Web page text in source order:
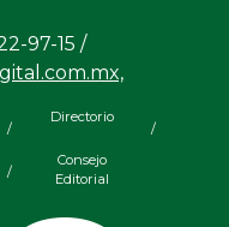
97-15 /
/
Directorio
/
/
Consejo
Editorial